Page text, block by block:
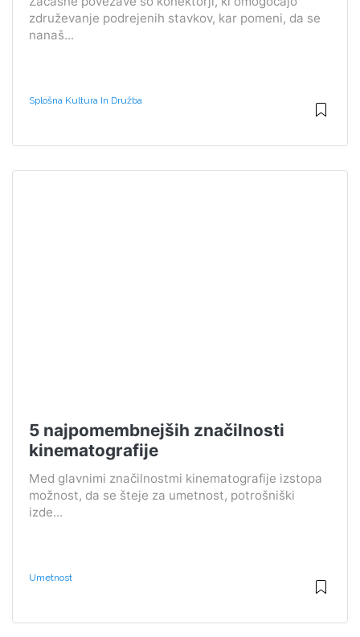
združevanje podrejenih stavkov, kar pomeni, da se
nanaš...
Splošna Kultura In Družba
5 najpomembnejših značilnosti
kinematografije
Med glavnimi značilnostmi kinematografije izstopa
možnost, da se šteje za umetnost, potrošniški
izde...
Umetnost